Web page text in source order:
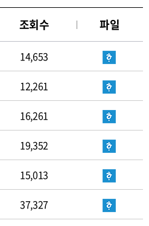
조회수 파일
14,653
12,261
16,261
19,352
15,013
37,327